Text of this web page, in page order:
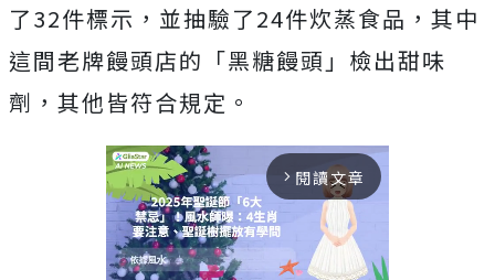
了32件標示，並抽驗了24件炊蒸食品，其中
這間老牌饅頭店的「黑糖饅頭」檢出甜味
劑，其他皆符合規定。
arrow_forward_ios 閱讀文章